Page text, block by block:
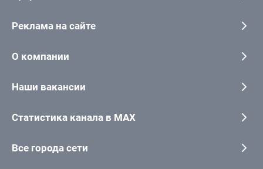
Реклама на сайте
О компании
Наши вакансии
Статистика канала в MAX
Все города сети